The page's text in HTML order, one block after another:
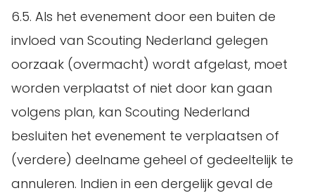
6.5. Als het evenement door een buiten de
invloed van Scouting Nederland gelegen
oorzaak (overmacht) wordt afgelast, moet
worden verplaatst of niet door kan gaan
volgens plan, kan Scouting Nederland
besluiten het evenement te verplaatsen of
(verdere) deelname geheel of gedeeltelijk te
annuleren. Indien in een dergelijk geval de